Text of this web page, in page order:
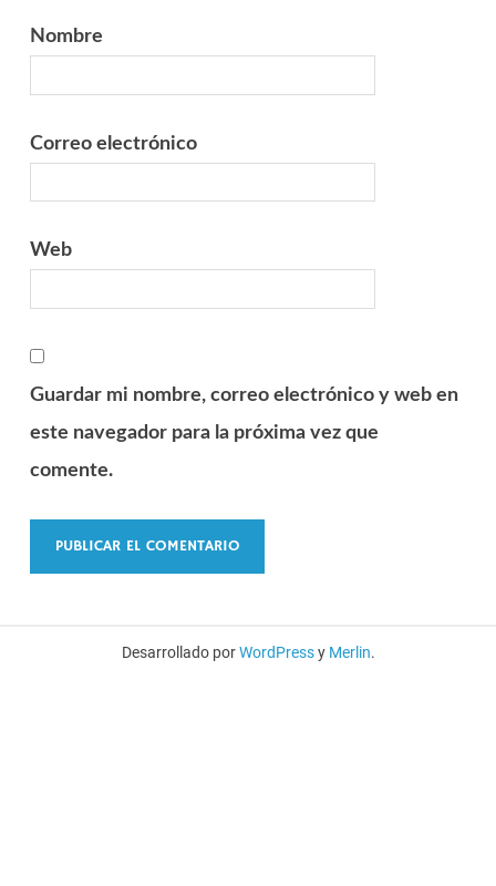
Nombre
Correo electrónico
Web
Guardar mi nombre, correo electrónico y web en
este navegador para la próxima vez que
comente.
Desarrollado porWordPressy Merlin.